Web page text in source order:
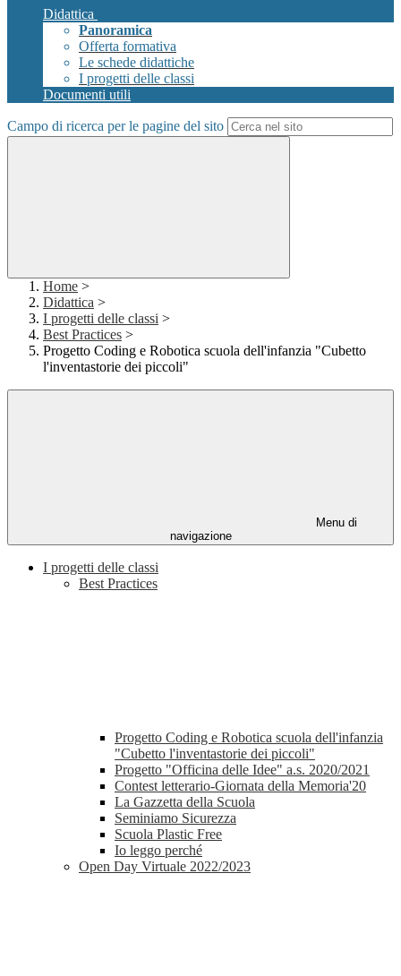
Didattica
Panoramica
Offerta formativa
Le schede didattiche
I progetti delle classi
Documenti utili
Campo di ricerca per le pagine del sito
Home >
Didattica >
I progetti delle classi >
Best Practices >
Progetto Coding e Robotica scuola dell'infanzia "Cubetto
l'inventastorie dei piccoli"
Menu di
navigazione
I progetti delle classi
Best Practices
Progetto Coding e Robotica scuola dell'infanzia
"Cubetto l'inventastorie dei piccoli"
Progetto "Officina delle Idee" a.s. 2020/2021
Contest letterario-Giornata della Memoria'20
La Gazzetta della Scuola
Seminiamo Sicurezza
Scuola Plastic Free
Io leggo perché
Open Day Virtuale 2022/2023